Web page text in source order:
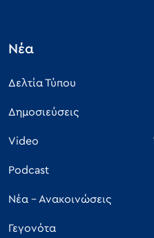
Νέα
Δελτία Τύπου
Δημοσιεύσεις
Video
Podcast
Νέα - Ανακοινώσεις
Γεγονότα